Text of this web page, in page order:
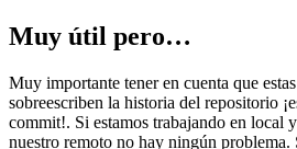
Muy útil pero…
Muy importante tener en cuenta que
sobreescriben la historia del repositorio
commit!. Si estamos trabajando en local
nuestro remoto no hay ningún problema.